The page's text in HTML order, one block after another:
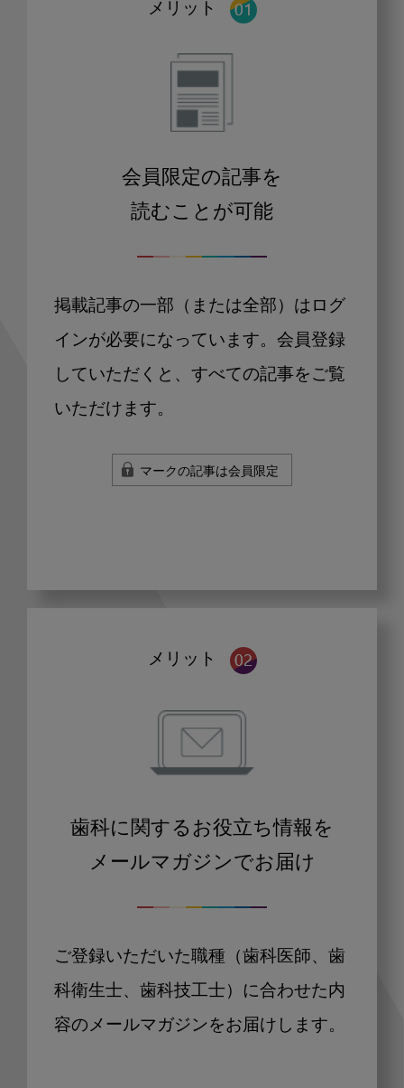
メリット
会員限定の記事を
読むことが可能
掲載記事の一部（または全部）はログ
インが必要になっています。会員登録
していただくと、すべての記事をご覧
いただけます。
マークの記事は会員限定
メリット
歯科に関するお役立ち情報を
メールマガジンでお届け
ご登録いただいた職種（歯科医師、歯
科衛生士、歯科技工士）に合わせた内
容のメールマガジンをお届けします。